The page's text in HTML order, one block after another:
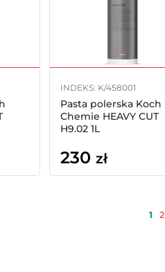
INDEKS: K/458001
Pasta polerska Koch
Chemie HEAVY CUT
H9.02 1L
230 zł
1 2